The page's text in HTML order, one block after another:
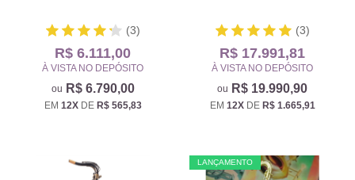
(3)
R$ 6.111,00
À VISTA NO DEPÓSITO
R$ 6.790,00
EM 12XDE R$ 565,83
(3)
R$ 17.991,81
À VISTA NO DEPÓSITO
R$ 19.990,90
EM 12XDE R$ 1.665,91
LANÇAMENTO